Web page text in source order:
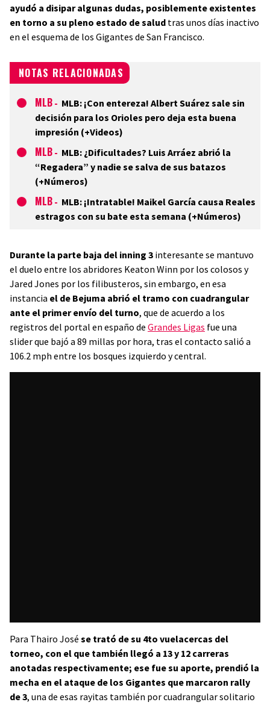
ayudó a disipar algunas dudas, posiblemente existentes
en torno a su pleno estado de salud tras unos días inactivo
en el esquema de los Gigantes de San Francisco.
NOTAS RELACIONADAS
MLB - MLB: ¡Con entereza! Albert Suárez sale sin
decisión para los Orioles pero deja esta buena
impresión (+Videos)
MLB - MLB: ¿Dificultades? Luis Arráez abrió la
“Regadera” y nadie se salva de sus batazos
(+Números)
MLB - MLB: ¡Intratable! Maikel García causa Reales
estragos con su bate esta semana (+Números)
Durante la parte baja del inning 3 interesante se mantuvo
el duelo entre los abridores Keaton Winn por los colosos y
Jared Jones por los filibusteros, sin embargo, en esa
instancia el de Bejuma abrió el tramo con cuadrangular
ante el primer envío del turno, que de acuerdo a los
registros del portal en españo de Grandes Ligas fue una
slider que bajó a 89 millas por hora, tras el contacto salió a
106.2 mph entre los bosques izquierdo y central.
Para Thairo José se trató de su 4to vuelacercas del
torneo, con el que también llegó a 13 y 12 carreras
anotadas respectivamente; ese fue su aporte, prendió la
mecha en el ataque de los Gigantes que marcaron rally
de 3, una de esas rayitas también por cuadrangular solitario